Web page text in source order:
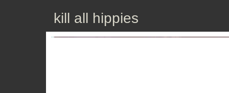
kill all hippies